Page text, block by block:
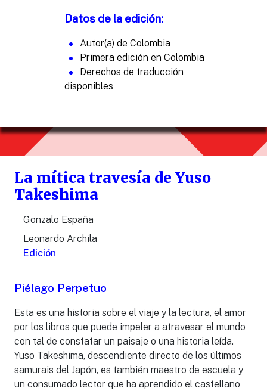
Datos de la edición:
Autor(a) de Colombia
Primera edición en Colombia
Derechos de traducción
disponibles
La mítica travesía de Yuso
Takeshima
Gonzalo España
Leonardo Archila
Edición
Piélago Perpetuo
Esta es una historia sobre el viaje y la lectura, el amor
por los libros que puede impeler a atravesar el mundo
con tal de constatar un paisaje o una historia leída.
Yuso Takeshima, descendiente directo de los últimos
samurais del Japón, es también maestro de escuela y
un consumado lector que ha aprendido el castellano